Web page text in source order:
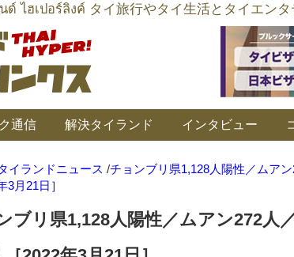
ไฮเปอร์ลิงค์ タイ旅行やタイ生活とタイエン
通信 解決タイランド インタビュー
イランドニュース /チョンブリ県1,128人陽性／ムア
3月21日］
ブリ県1,128人陽性／ムアン272人